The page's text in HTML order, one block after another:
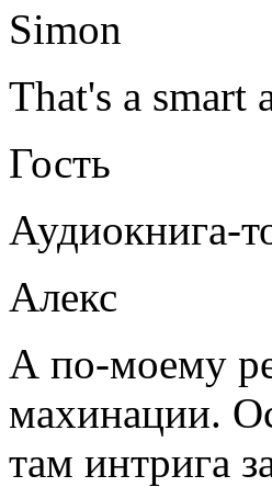
Simon
That's a smart
Гость
Аудиокнига-
Алекс
А по-моему
махинации.
там интрига